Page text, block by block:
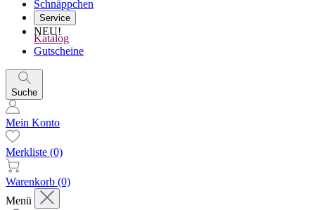
Schnäppchen
Service
NEU!
Katalog
Gutscheine
Suche
Mein Konto
Merkliste (0)
Warenkorb (0)
Menü